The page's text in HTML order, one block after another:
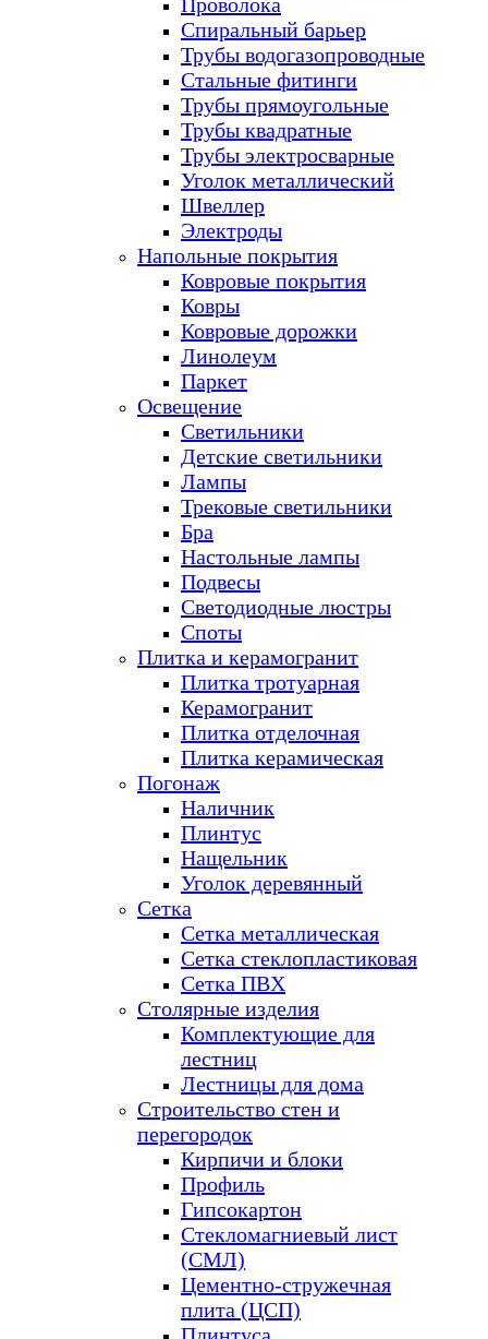
Спиральный барьер
Трубы водогазопроводные
Стальные фитинги
Трубы прямоугольные
Трубы квадратные
Трубы электросварные
Уголок металлический
Швеллер
Электроды
Напольные покрытия
Ковровые покрытия
Ковры
Ковровые дорожки
Линолеум
Паркет
Освещение
Светильники
Детские светильники
Лампы
Трековые светильники
Бра
Настольные лампы
Подвесы
Светодиодные люстры
Споты
Плитка и керамогранит
Плитка тротуарная
Керамогранит
Плитка отделочная
Плитка керамическая
Погонаж
Наличник
Плинтус
Нащельник
Уголок деревянный
Сетка
Сетка металлическая
Сетка стеклопластиковая
Сетка ПВХ
Столярные изделия
Комплектующие для
лестниц
Лестницы для дома
Строительство стен и
перегородок
Кирпичи и блоки
Профиль
Гипсокартон
Стекломагниевый лист
(СМЛ)
Цементно-стружечная
плита (ЦСП)